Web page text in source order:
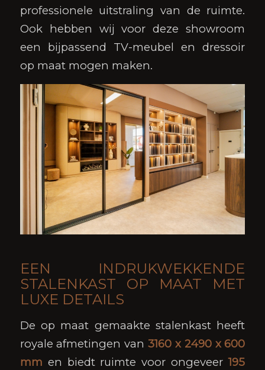
professionele uitstraling van de ruimte.
Ook hebben wij voor deze showroom
een bijpassend TV-meubel en dressoir
op maat mogen maken.
EEN INDRUKWEKKENDE
STALENKAST OP MAAT MET
LUXE DETAILS
De op maat gemaakte stalenkast heeft
royale afmetingen van3160 x 2490 x 600
mm en biedt ruimte voor ongeveer195